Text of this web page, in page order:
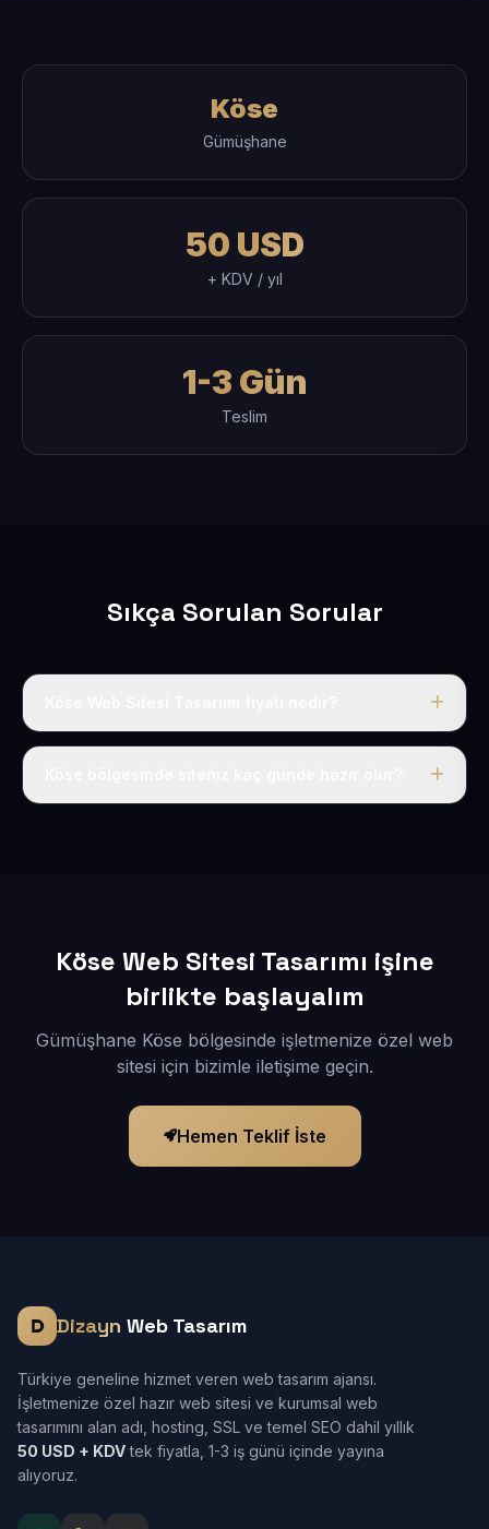
Köse
Gümüşhane
50 USD
+ KDV / yıl
1-3 Gün
Teslim
Sıkça Sorulan Sorular
Tek fiyat uygulanır: yıllık 50 USD + KDV. Bu bedele alan
Köse Web Sitesi Tasarımı işine
birlikte başlayalım
Gümüşhane Köse bölgesinde işletmenize özel web
sitesi için bizimle iletişime geçin.
Hemen Teklif İste
Dizayn Web Tasarım
Türkiye geneline hizmet veren web tasarım ajansı.
İşletmenize özel hazır web sitesi ve kurumsal web
tasarımını alan adı, hosting, SSL ve temel SEO dahil yıllık
50 USD + KDVtek fiyatla, 1-3 iş günü içinde yayına
alıyoruz.